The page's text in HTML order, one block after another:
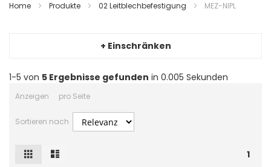
Home Produkte 02 Leitblechbefestigung MEZ-NIPL
+ Einschränken
1-5 von 5 Ergebnisse gefunden in 0.005 Sekunden
Anzeigen pro Seite
Sortieren nach
1
Ansicht
Raster